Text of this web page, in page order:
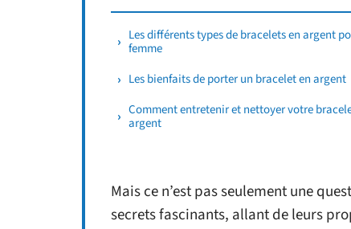
Les différents types de bracelets en argent
femme
Les bienfaits de porter un bracelet en argent
Comment entretenir et nettoyer votre
argent
Mais ce n’est pas seulement une
secrets fascinants, allant de leurs